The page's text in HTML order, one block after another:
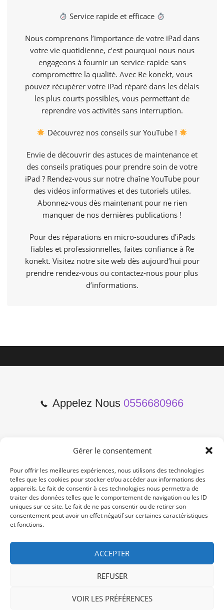
Gérer le consentement
Pour offrir les meilleures expériences, nous utilisons des technologies
telles que les cookies pour stocker et/ou accéder aux informations des
appareils. Le fait de consentir à ces technologies nous permettra de
traiter des données telles que le comportement de navigation ou les ID
uniques sur ce site. Le fait de ne pas consentir ou de retirer son
consentement peut avoir un effet négatif sur certaines caractéristiques
et fonctions.
ACCEPTER
REFUSER
VOIR LES PRÉFÉRENCES
Service rapide et efficace
Nous comprenons l’importance de votre iPad dans
votre vie quotidienne, c’est pourquoi nous nous
engageons à fournir un service rapide sans
compromettre la qualité. Avec Re konekt, vous
pouvez récupérer votre iPad réparé dans les délais
les plus courts possibles, vous permettant de
reprendre vos activités sans interruption.
Découvrez nos conseils surYouTube !
Envie de découvrir des astuces de maintenance et
des conseils pratiques pour prendre soin de votre
iPad ? Rendez-vous sur notre chaîne YouTube pour
des vidéos informatives et des tutoriels utiles.
Abonnez-vous dès maintenant pour ne rien
manquer de nos dernières publications !
Pour des réparations en micro-soudures d’iPads
fiables et professionnelles, faites confiance à Re
konekt. Visitez notre site web dès aujourd’hui pour
prendre rendez-vous ou contactez-nous pour plus
d’informations.
Appelez Nous 0556680966
2 Cours de l'Yser 33800
Bordeaux
Lun-Samedi: 10:00 -19:00
Non Stop
/ /